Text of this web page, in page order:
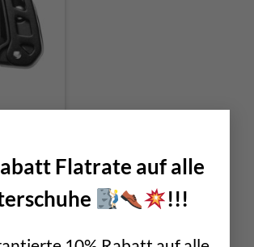
Flatrate auf alle
!!!
€ 199,00.